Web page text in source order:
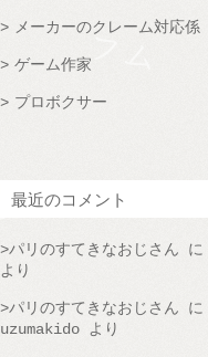
メーカーのクレーム対応係
ゲーム作家
プロボクサー
最近のコメント
パリのすてきなおじさん に
より
パリのすてきなおじさん に
uzumakido より